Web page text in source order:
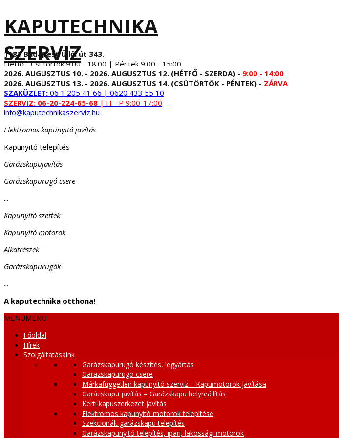
KAPUTECHNIKA
SZERVIZ
1181 Budapest Üllői út 343.
Hétfő - Csütörtök 9:00 - 18:00 | Péntek 9:00 - 15:00
2026. AUGUSZTUS 10. - 2026. AUGUSZTUS 12. (HÉTFŐ - SZERDA) - 9:00 - 14:00
2026. AUGUSZTUS 13. - 2026. AUGUSZTUS 14. (CSÜTÖRTÖK - PÉNTEK) - ZÁRVA
SZAKÜZLET: 06 1 205 41 66 | 0620 433 55 10
SZERVIZ: 06-20-224-65-68 | H - P 9:00-17:00
info@kaputechnikaszerviz.hu
Elektromos kapunyitó javítás
Kapunyitó telepítés
Garázskapujavítás
Garázskapurugó csere
...
Kapunyitó szettek
Kapunyitó motorok
Alkatrészek
Garázskapurugók
...
A kaputechnika otthona!
MENÜMENÜ
Főoldal
Hírek
Szolgáltatásaink
Garázskapurugó készítés, legyártás
Garázskapurugó csere
Márkafüggetlen kapunyitó szerviz – Kapumotorok javítása
Garázskapu javítás – Garázskapu helyreállítás
Kerti kapuszerkezet javítás
Elektromos kapunyitó motorok telepítése
Szekcionált garázskapu telepítés
Garázskapunyitó telepítés, ipari, lakossági motorok